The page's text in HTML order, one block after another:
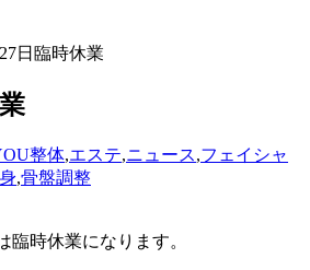
日臨時休業
整体,エステ,ニュース,フェイシャ
,骨盤調整
時休業になります。